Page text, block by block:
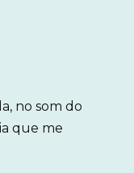
no som do
que me